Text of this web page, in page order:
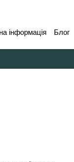
інформація Блог